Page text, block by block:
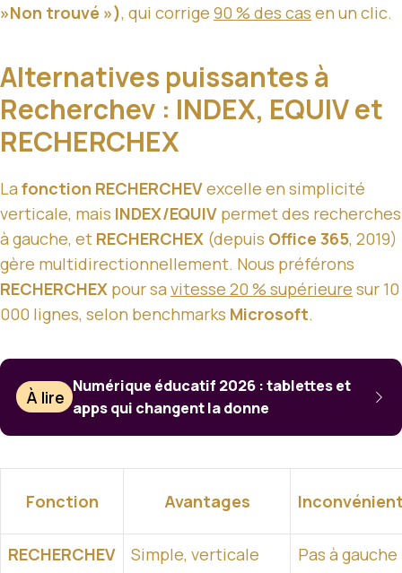
»Non trouvé »), qui corrige 90 % des cas en un clic.
Alternatives puissantes à
Recherchev : INDEX, EQUIV et
RECHERCHEX
La fonction RECHERCHEVexcelle en simplicité
verticale, mais INDEX/EQUIV permet des recherches
à gauche, et RECHERCHEX (depuis Office 365, 2019)
gère multidirectionnellement. Nous préférons
RECHERCHEX pour sa vitesse 20 % supérieure sur 10
000 lignes, selon benchmarks Microsoft.
À lire
Numérique éducatif 2026 : tablettes et
apps qui changent la donne
Fonction Avantages
RECHERCHEV Simple, verticale Pas à gauche